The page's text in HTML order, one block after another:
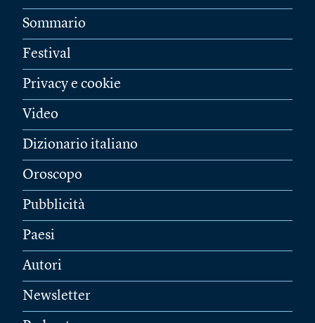
Sommario
Festival
Privacy e cookie
Video
Dizionario italiano
Oroscopo
Pubblicità
Paesi
Autori
Newsletter